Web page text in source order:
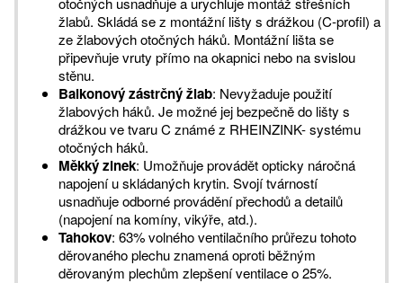
žlabů. Skládá se z montážní lišty s drážkou (C-profil) a
ze žlabových otočných háků. Montážní lišta se
připevňuje vruty přímo na okapnici nebo na svislou
stěnu.
Balkonový zástrčný žlab: Nevyžaduje použití
žlabových háků. Je možné jej bezpečně do lišty s
drážkou ve tvaru C známé z RHEINZINK- systému
otočných háků.
Měkký zinek: Umožňuje provádět opticky náročná
napojení u skládaných krytin. Svojí tvárností
usnadňuje odborné provádění přechodů a detailů
(napojení na komíny, vikýře, atd.).
Tahokov: 63% volného ventilačního průřezu tohoto
děrovaného plechu znamená oproti běžným
děrovaným plechům zlepšení ventilace o 25%.